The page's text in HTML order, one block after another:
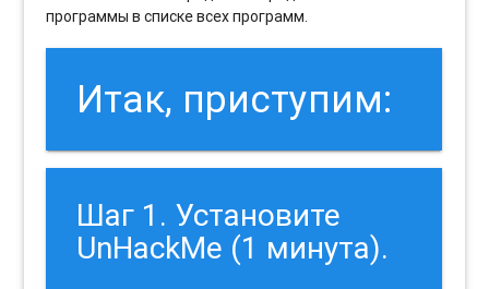
программы в списке всех программ.
Итак, приступим:
Шаг 1. Установите
UnHackMe (1 минута).